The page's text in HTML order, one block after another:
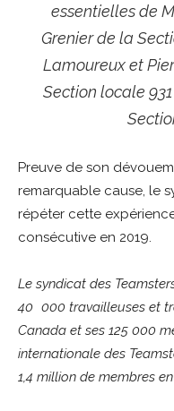
essentielles de
Grenier de la
Lamoureux et
Section locale
Preuve de son
remarquable cause, le
répéter cette
consécutive en 2019.
Le syndicat des
40 000 travailleuses et
Canada et ses 125 000
internationale des
1,4 million de membres